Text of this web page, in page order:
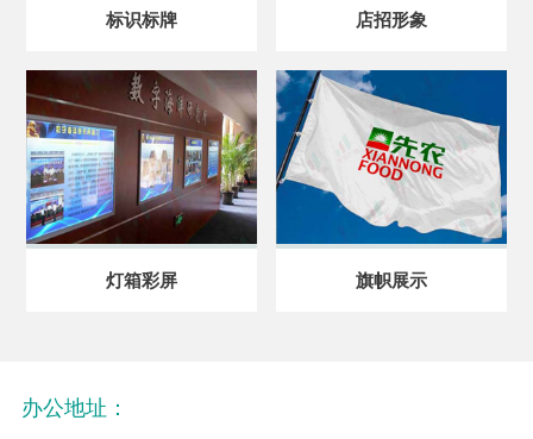
标识标牌 店招形象
灯箱彩屏 旗帜展示
办公地址：